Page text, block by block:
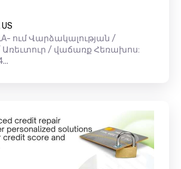
ում Վարձակալության /
/ վաճառք Հեռախոս: